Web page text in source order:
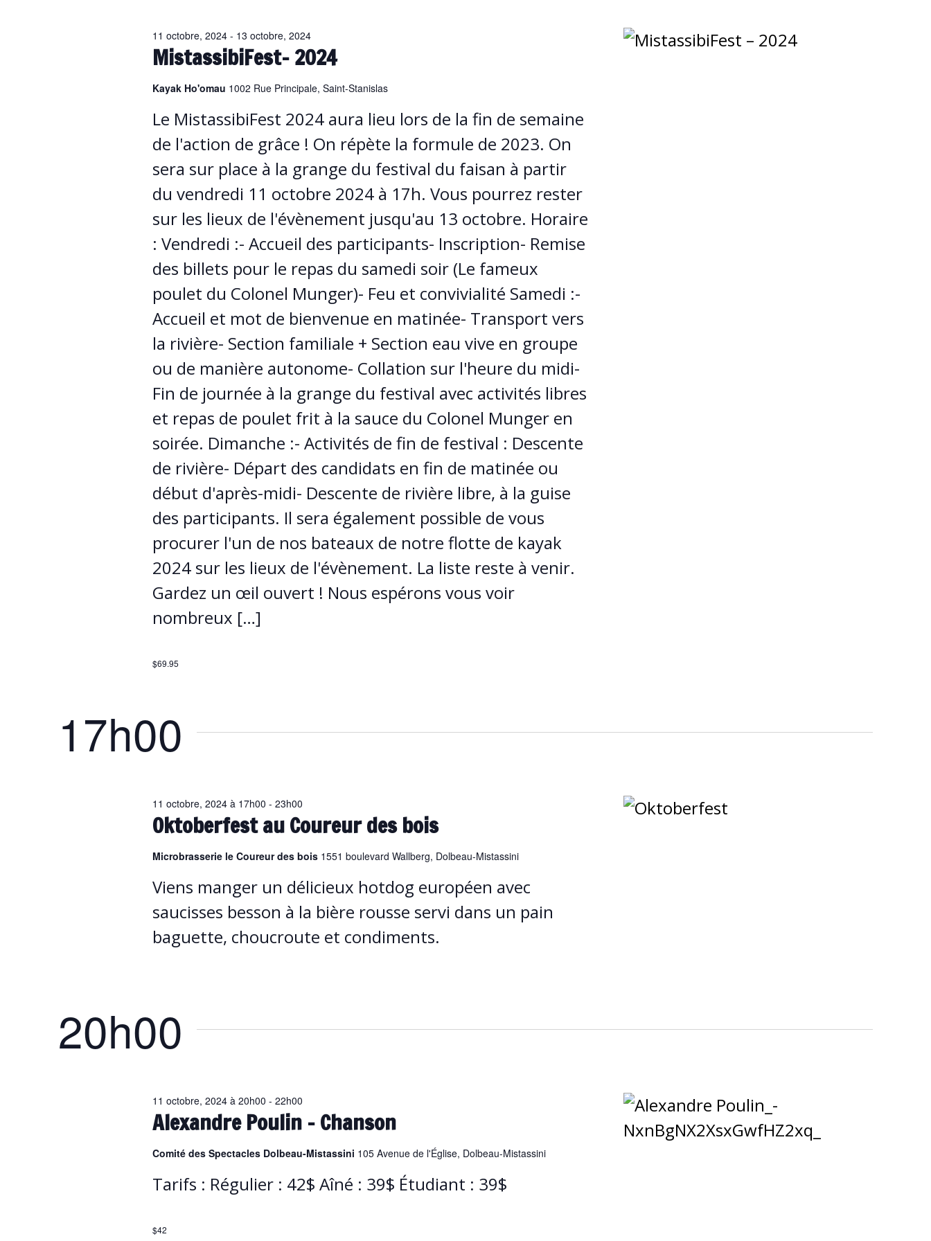
MistassibiFest- 2024
11 octobre, 2024- 13 octobre, 2024
Kayak Ho'omau 1002 Rue Principale, Saint-Stanislas
Le MistassibiFest 2024 aura lieu lors de la fin de semaine
de l'action de grâce ! On répète la formule de 2023. On
sera sur place à la grange du festival du faisan à partir
du vendredi 11 octobre 2024 à 17h. Vous pourrez rester
sur les lieux de l'évènement jusqu'au 13 octobre. Horaire
: Vendredi :- Accueil des participants- Inscription- Remise
des billets pour le repas du samedi soir (Le fameux
poulet du Colonel Munger)- Feu et convivialité Samedi :-
Accueil et mot de bienvenue en matinée- Transport vers
la rivière- Section familiale + Section eau vive en groupe
ou de manière autonome- Collation sur l'heure du midi-
Fin de journée à la grange du festival avec activités libres
et repas de poulet frit à la sauce du Colonel Munger en
soirée. Dimanche :- Activités de fin de festival : Descente
de rivière- Départ des candidats en fin de matinée ou
début d'après-midi- Descente de rivière libre, à la guise
des participants. Il sera également possible de vous
procurer l'un de nos bateaux de notre flotte de kayak
2024 sur les lieux de l'évènement. La liste reste à venir.
Gardez un œil ouvert ! Nous espérons vous voir
nombreux […]
$69.95
17h00
Oktoberfest au Coureur des bois
11 octobre, 2024 à 17h00 - 23h00
Microbrasserie le Coureur des bois 1551 boulevard Wallberg, Dolbeau-Mistassini
Viens manger un délicieux hotdog européen avec
saucisses besson à la bière rousse servi dans un pain
baguette, choucroute et condiments.
20h00
Alexandre Poulin – Chanson
11 octobre, 2024 à 20h00 - 22h00
Comité des Spectacles Dolbeau-Mistassini 105 Avenue de l'Église, Dolbeau-Mistassini
Tarifs : Régulier : 42$ Aîné : 39$ Étudiant : 39$
$42